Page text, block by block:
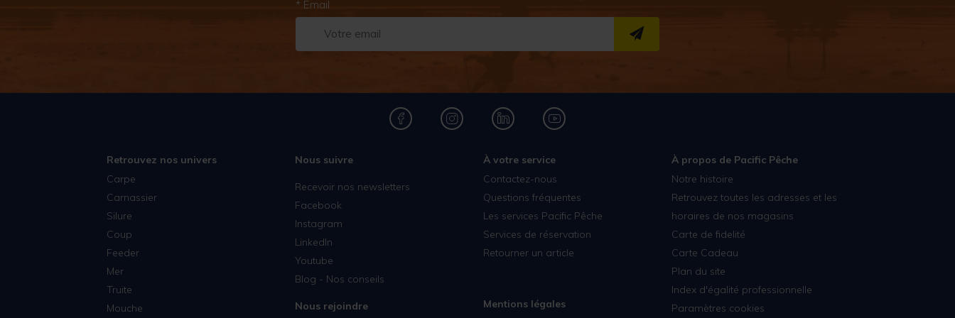
* Email
S''INSCRIRE
Retrouvez nos univers
Carpe
Carnassier
Silure
Coup
Feeder
Mer
Truite
Mouche
Nous suivre
Recevoir nos newsletters
Facebook
Instagram
LinkedIn
Youtube
Blog - Nos conseils
Nous rejoindre
À votre service
Contactez-nous
Questions fréquentes
Les services Pacific Pêche
Services de réservation
Retourner un article
Mentions légales
À propos de Pacific Pêche
Notre histoire
Retrouvez toutes les adresses et les
horaires de nos magasins
Carte de fidelité
Carte Cadeau
Plan du site
Index d'égalité professionnelle
Paramètres cookies